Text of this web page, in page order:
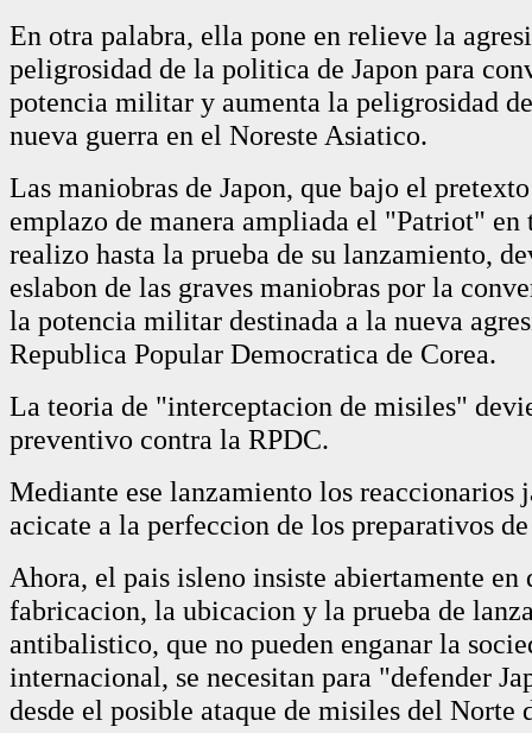
En otra palabra, ella pone en relieve la
peligrosidad de la politica de Japon para
potencia militar y aumenta la peligrosidad
nueva guerra en el Noreste Asiatico.
Las maniobras de Japon, que bajo el
emplazo de manera ampliada el "Patriot" en
realizo hasta la prueba de su lanzamiento,
eslabon de las graves maniobras por la
la potencia militar destinada a la nueva
Republica Popular Democratica de Corea.
La teoria de "interceptacion de misiles"
preventivo contra la RPDC.
Mediante ese lanzamiento los reaccionarios
acicate a la perfeccion de los preparativos
Ahora, el pais isleno insiste abiertamente en
fabricacion, la ubicacion y la prueba de
antibalistico, que no pueden enganar la
internacional, se necesitan para "defender
desde el posible ataque de misiles del Norte